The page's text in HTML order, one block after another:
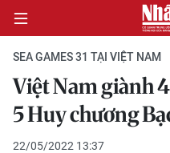
CHÍNH TRỊ
KINH TẾ
SEA GAMES 31 TẠI VIỆT NAM
Việt Nam giành
5 Huy chương
22/05/2022 13:37